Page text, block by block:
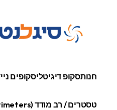
חנותסקופ דיגיטליסקופים
טסטרים / רב מודד (Digital Multimeters)